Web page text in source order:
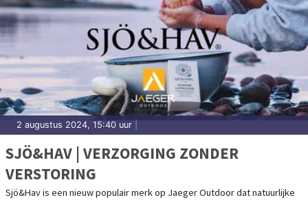
2 augustus 2024, 15:40 uur
SJÖ&HAV | VERZORGING ZONDER
VERSTORING
Sjö&Hav is een nieuw populair merk op Jaeger Outdoor dat natuurlijke